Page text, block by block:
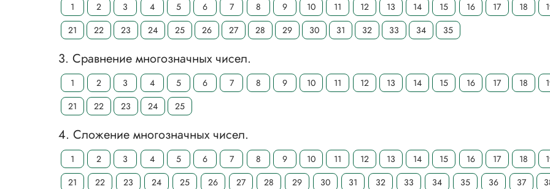
1 2 3 4 5 6 7 8 9 10 11 12 13 14 15 16 17 18
21
22 23 24 25 26 27 28 29 30 31 32 33 34 35
3. Сравнение многозначных чисел.
1 2 3 4 5 6 7 8 9 10 11 12 13 14 15 16 17 18
21
22 23 24 25
4. Сложение многозначных чисел.
1 2 3 4 5 6 7 8 9 10 11 12 13 14 15 16 17 18
21
22 23 24 25 26 27 28 29 30 31 32 33 34 35 36 37